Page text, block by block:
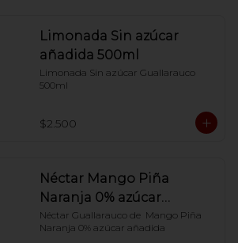
Limonada Sin azúcar
añadida 500ml
Limonada Sin azúcar Guallarauco
500ml
$2.500
Néctar Mango Piña
Naranja 0% azúcar
añadida
Néctar Guallarauco de  Mango Piña
Naranja 0% azúcar añadida